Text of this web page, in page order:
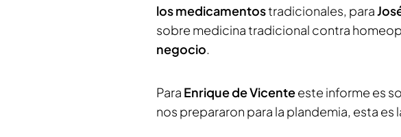
los medicamentostradicionales, para
sobre medicina tradicional contra
negocio.
Para Enrique de Vicenteeste informe es
nos prepararon para la plandemia, esta es